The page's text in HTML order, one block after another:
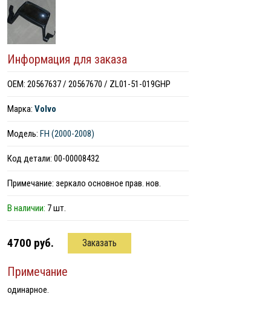
Информация для заказа
ОЕМ: 20567637 / 20567670 / ZL01-51-019GHP
Марка: Volvo
Модель: FH (2000-2008)
Код детали: 00-00008432
Примечание: зеркало основное прав. нов.
В наличии: 7 шт.
4700 руб. Заказать
Примечание
одинарное.